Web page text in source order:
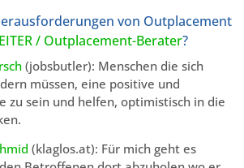
von Outplacement
/ Outplacement-Berater?
(jobsbutler): Menschen die sich
müssen, eine positive und
zu sein und helfen, optimistisch in die
(klaglos.at): Für mich geht es